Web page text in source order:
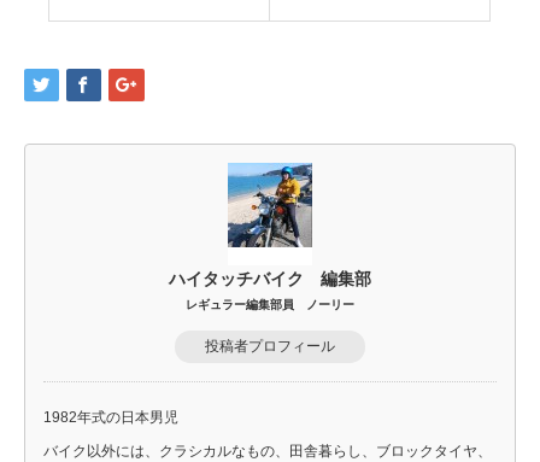
ハイタッチバイク 編集部
レギュラー編集部員 ノーリー
投稿者プロフィール
1982年式の日本男児
バイク以外には、クラシカルなもの、田舎暮らし、ブロックタイヤ、